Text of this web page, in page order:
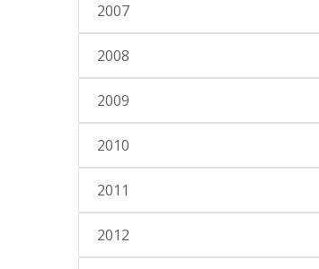
2007
2008
2009
2010
2011
2012